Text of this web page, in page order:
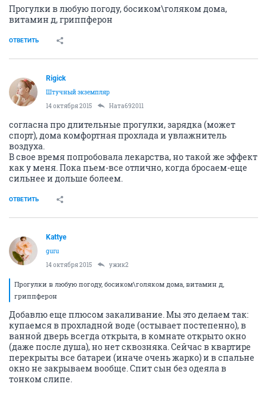
Прогулки в любую погоду, босиком\голяком дома,
витамин д, гриппферон
ОТВЕТИТЬ
Rigick
Штучный экземпляр
14 октября 2015
Ната692011
согласна про длительные прогулки, зарядка (может
спорт), дома комфортная прохлада и увлажнитель
воздуха.
В свое время попробовала лекарства, но такой же эффект
как у меня. Пока пьем-все отлично, когда бросаем-еще
сильнее и дольше болеем.
ОТВЕТИТЬ
Kattye
guru
14 октября 2015
ужик2
Прогулки в любую погоду, босиком\голяком дома, витамин д,
гриппферон
Добавлю еще плюсом закаливание. Мы это делаем так:
купаемся в прохладной воде (остывает постепенно), в
ванной дверь всегда открыта, в комнате открыто окно
(даже после душа), но нет сквозняка. Сейчас в квартире
перекрыты все батареи (иначе очень жарко) и в спальне
окно не закрываем вообще. Спит сын без одеяла в
тонком слипе.